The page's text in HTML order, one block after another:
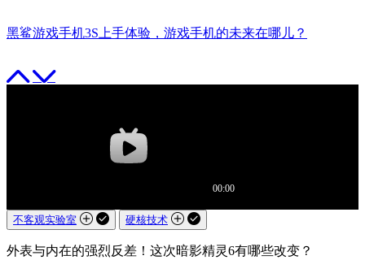
黑鲨游戏手机3S上手体验，游戏手机的未来在哪儿？
不客观实验室 硬核技术
外表与内在的强烈反差！这次暗影精灵6有哪些改变？